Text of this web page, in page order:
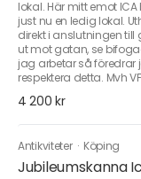
lokal. Här mitt emot
just nu en ledig lokal.
direkt i anslutningen
ut mot gatan, se
jag arbetar så
respektera detta. Mvh VF
4 200 kr
Antikviteter · Köping
Jubileumskanna